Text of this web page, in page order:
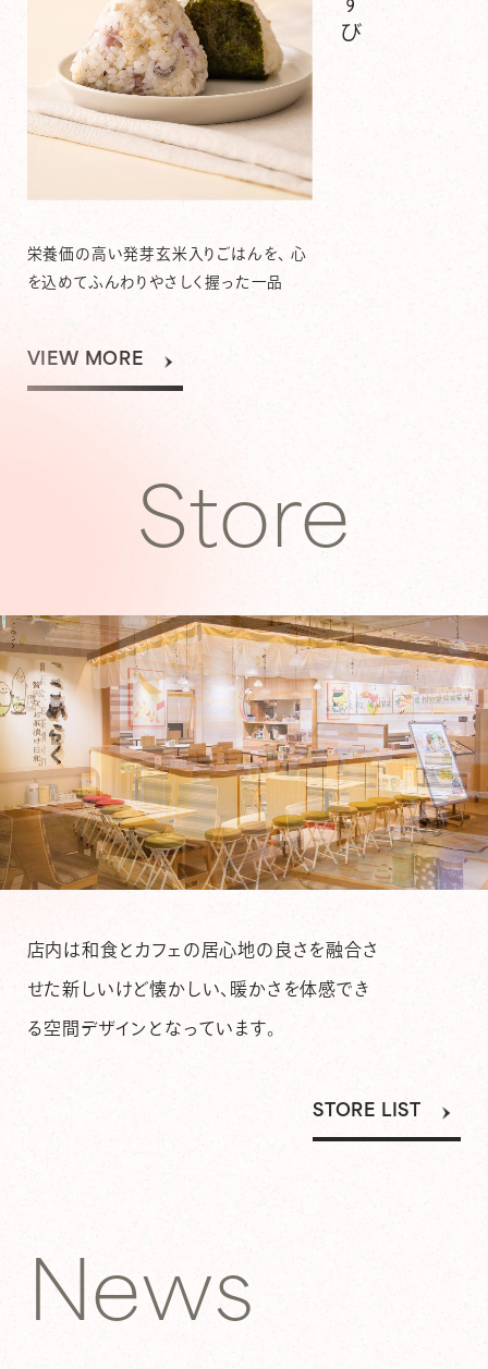
栄養価の高い発芽玄米入りごはんを、 心
を込めてふんわりやさしく握った一品
VIEW MORE
Store
店内は和食とカフェの居心地の良さを融合さ
せた新しいけど懐かしい、暖かさを体感でき
る空間デザインとなっています。
STORE LIST
News